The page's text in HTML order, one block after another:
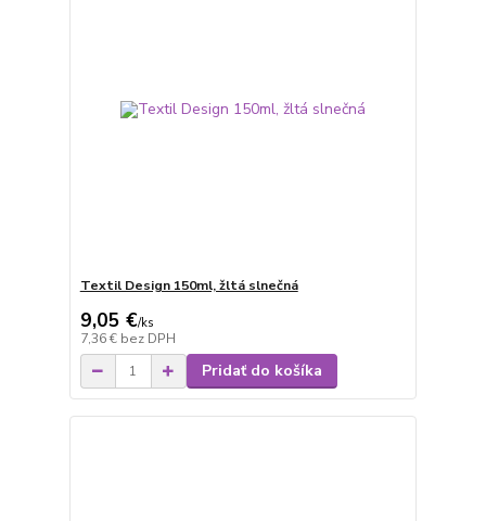
Textil Design 150ml, žltá slnečná
9,05 €/ks
7,36 € bez DPH
Pridať do košíka